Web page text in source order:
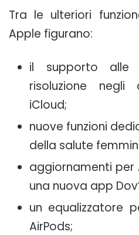
Tra le ulteriori
Apple figurano:
il supporto alle
risoluzione
iCloud;
nuove funzioni
della salute
aggiornamenti per
una nuova app
un equalizzatore
AirPods;